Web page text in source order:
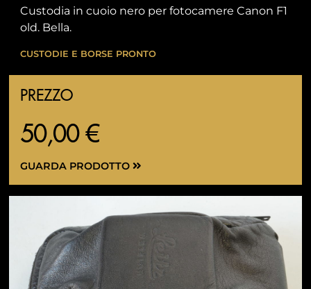
Custodia in cuoio nero per fotocamere Canon F1
old. Bella.
CUSTODIE E BORSE PRONTO
PREZZO
50,00 €
GUARDA PRODOTTO